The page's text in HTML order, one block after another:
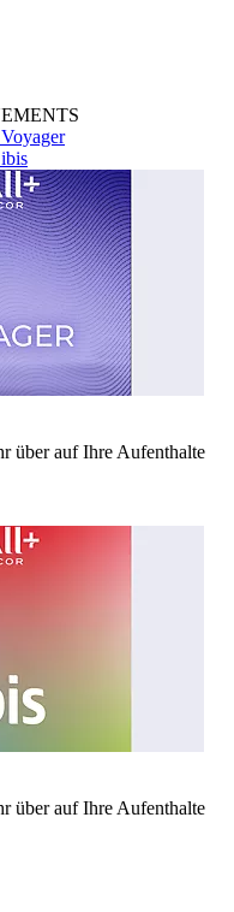
über auf Ihre Aufenthalte
über auf Ihre Aufenthalte